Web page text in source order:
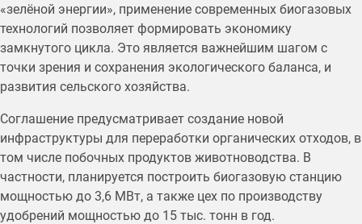
«зелёной энергии», применение современных биогазовых
технологий позволяет формировать экономику
замкнутого цикла. Это является важнейшим шагом с
точки зрения и сохранения экологического баланса, и
развития сельского хозяйства.
Соглашение предусматривает создание новой
инфраструктуры для переработки органических отходов, в
том числе побочных продуктов животноводства. В
частности, планируется построить биогазовую станцию
мощностью до 3,6 МВт, а также цех по производству
удобрений мощностью до 15 тыс. тонн в год.